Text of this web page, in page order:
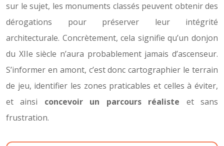
sur le sujet, les monuments classés peuvent obtenir des
dérogations pour préserver leur intégrité
architecturale. Concrètement, cela signifie qu’un donjon
du XIIe siècle n’aura probablement jamais d’ascenseur.
S’informer en amont, c’est donc cartographier le terrain
de jeu, identifier les zones praticables et celles à éviter,
et ainsi concevoir un parcours réaliste et sans
frustration.